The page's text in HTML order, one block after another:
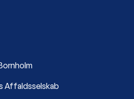
Affaldsselskab